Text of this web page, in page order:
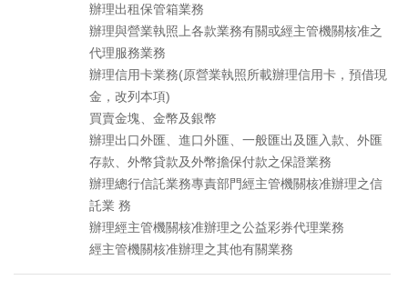
辦理出租保管箱業務
辦理與營業執照上各款業務有關或經主管機關核准之
代理服務業務
辦理信用卡業務(原營業執照所載辦理信用卡，預借現
金，改列本項)
買賣金塊、金幣及銀幣
辦理出口外匯、進口外匯、一般匯出及匯入款、外匯
存款、外幣貸款及外幣擔保付款之保證業務
辦理總行信託業務專責部門經主管機關核准辦理之信
託業 務
辦理經主管機關核准辦理之公益彩券代理業務
經主管機關核准辦理之其他有關業務